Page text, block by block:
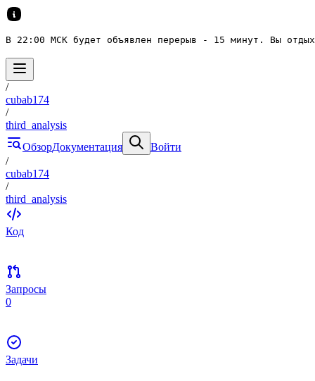
В 22:00 МСК будет объявлен перерыв - 15 минут. Вы
/
cubab174
/
third_analysis
ОбзорДокументация
Войти
/
cubab174
/
third_analysis
Код
Запросы
0
Задачи